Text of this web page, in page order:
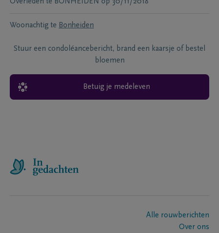
Woonachtig te Bonheiden
Stuur een condoléancebericht, brand een kaarsje of bestel
bloemen
Betuig je medeleven
Alle rouwberichten
Over ons